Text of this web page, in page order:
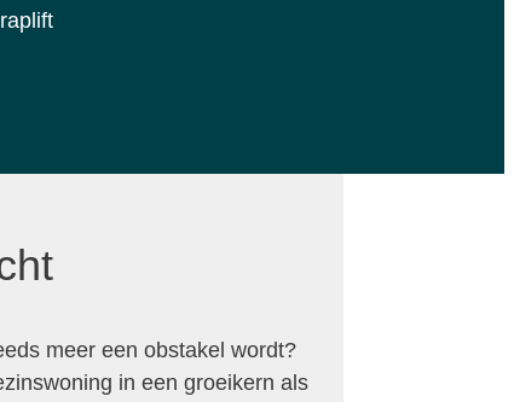
meer een obstakel wordt?
in een groeikern als